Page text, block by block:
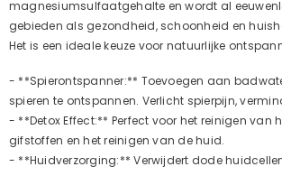
magnesiumsulfaatgehalte en wordt al
gebieden als gezondheid, schoonheid en
Het is een ideale keuze voor natuurlijke
- **Spierontspanner:** Toevoegen aan
spieren te ontspannen. Verlicht spierpijn,
- **Detox Effect:** Perfect voor het reinigen van
gifstoffen en het reinigen van de huid.
- **Huidverzorging:** Verwijdert dode